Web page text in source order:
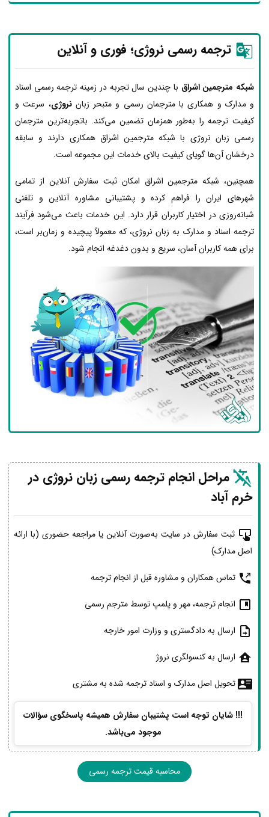
ترجمه رسمی نروژی؛ فوری و آنلاین
شبکه مترجمین اشراق با چندین سال تجربه در زمینه ترجمه رسمی اسناد
و مدارک و همکاری با مترجمان رسمی و متبحر زباننروژی، سرعت و
کیفیت ترجمه را به‌طور همزمان تضمین می‌کند. باتجربه‌ترین مترجمان
رسمی زبان نروژی با شبکه مترجمین اشراق همکاری دارند و سابقه
درخشان آن‌ها گویای کیفیت بالای خدمات این مجموعه است.
همچنین، شبکه مترجمین اشراق امکان ثبت سفارش آنلاین از تمامی
شهرهای ایران را فراهم کرده و پشتیبانی مشاوره آنلاین و تلفنی
شبانه‌روزی در اختیار کاربران قرار دارد. این خدمات باعث می‌شود فرآیند
ترجمه اسناد و مدارک به زبان نروژی، که معمولاً پیچیده و زمان‌بر است،
برای همه کاربران آسان، سریع و بدون دغدغه انجام شود.
مراحل انجام ترجمه رسمی زبان نروژی در
خرم آباد
ثبت سفارش در سایت به‌صورت آنلاین یا مراجعه حضوری (با ارائه
اصل مدارک)
تماس همکاران و مشاوره قبل از انجام ترجمه
انجام ترجمه، مهر و پلمپ توسط مترجم رسمی
ارسال به دادگستری و وزارت امور خارجه
ارسال به کنسولگری نروژ
تحویل اصل مدارک و اسناد ترجمه شده به مشتری
!!! شایان توجه است پشتیبان سفارش همیشه پاسخگوی سؤالات
موجود می‌باشد.
محاسبه قیمت ترجمه رسمی